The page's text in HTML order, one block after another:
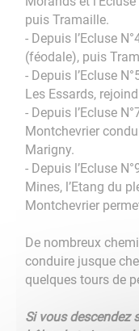
puis Tramaille.
- Depuis l’Ecluse
(féodale), puis
- Depuis l’Ecluse
Les Essards,
- Depuis l’Ecluse
Montchevrier
Marigny.
- Depuis l’Ecluse
Mines, l’Etang du
Montchevrier
De nombreux
conduire jusque
quelques tours de
Si vous descendez